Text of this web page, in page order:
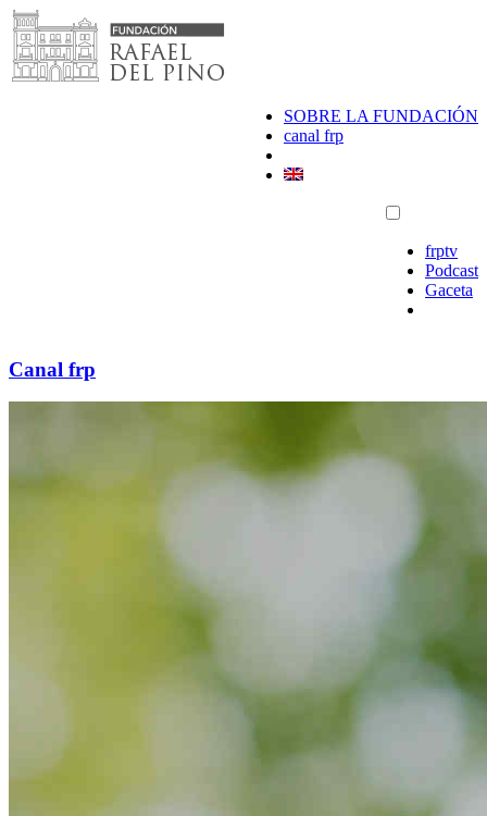
Saltar
al
contenido
SOBRE LA FUNDACIÓN
canal frp
frptv
Podcast
Gaceta
Canal frp